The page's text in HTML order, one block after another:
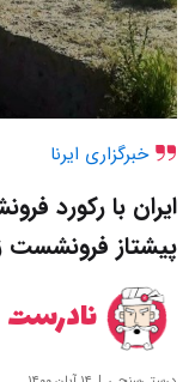
خبرگزاری ایرنا
پیشتاز
نادرست